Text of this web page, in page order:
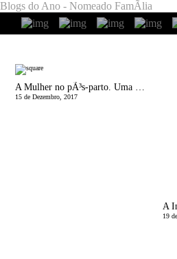
Blogs do Ano - Nomeado FamÃ­lia
15 de Dezembro, 2017
19